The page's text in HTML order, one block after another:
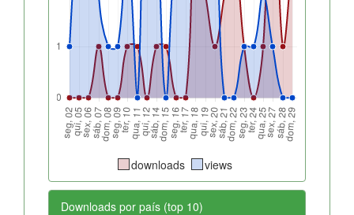
downloads views
Downloads por país (top 10)